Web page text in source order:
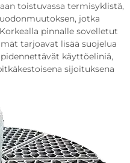
toistuvassa termisyklistä,
jotka
pinnalle sovelletut
tarjoavat lisää suojelua
käyttöeliniä,
sijoituksena